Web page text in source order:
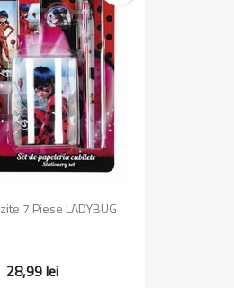
7 Piese LADYBUG
28,99 lei